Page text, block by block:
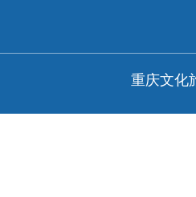
重庆文化